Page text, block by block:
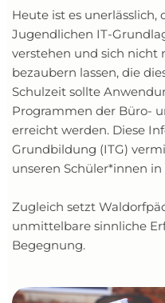
Heute ist es unerlässlich,
Jugendlichen IT-
verstehen und sich nicht
bezaubern lassen, die
Schulzeit sollte
Programmen der Büro-
erreicht werden. Diese
Grundbildung (ITG)
unseren Schüler*innen
Zugleich setzt
unmittelbare sinnliche
Begegnung.